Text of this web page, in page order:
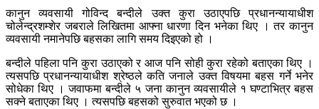
कानुन व्यवसायी गोविन्द बन्दीले उक्त कुरा उठाएपछि प्रधानन्यायाधीश
चोलेन्द्रशम्शेर जबराले लिखितमा आफ्ना धारणा दिन भनेका थिए । तर कानुन
व्यवसायी नमानेपछि बहसका लागि समय दिइएको हो ।
बन्दीले पहिला पनि कुरा उठाएको र आज पनि सोही कुरा रहेको बताएका थिए ।
त्यसपछि प्रधानन्यायाधीश श्रेष्ठले कति जनाले उक्त विषयमा बहस गर्ने भनेर
सोधेका थिए । जवाफमा बन्दीले ५ जना कानुन व्यवसायीले १ घण्टाभित्र बहस
सक्ने बताएका थिए । त्यसपछि बहसको सुरुवात भएको छ ।